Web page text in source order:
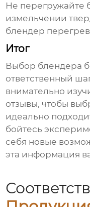
Не перегружайте
измельчении
блендер
Итог
Выбор блендера
ответственный
внимательно
отзывы, чтобы
идеально
бойтесь
себя новые
эта информация